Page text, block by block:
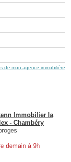
de mon agence immobilière
Immobilier la
- Chambéry
demain à 9h